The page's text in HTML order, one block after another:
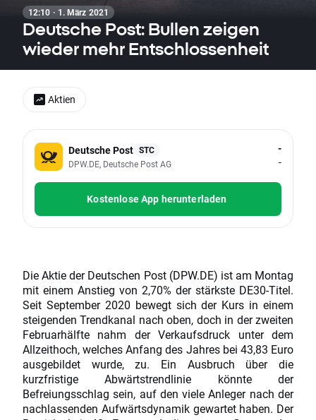
12:10 · 1. März 2021
Deutsche Post: Bullen zeigen
wieder mehr Entschlossenheit
Deutsche Post STC
DPW.DE, Deutsche Post AG
-
-
Kostenlose App herunterladen
Die Aktie der Deutschen Post (DPW.DE) ist am Montag
mit einem Anstieg von 2,70% der stärkste DE30-Titel.
Seit September 2020 bewegt sich der Kurs in einem
steigenden Trendkanal nach oben, doch in der zweiten
Februarhälfte nahm der Verkaufsdruck unter dem
Allzeithoch, welches Anfang des Jahres bei 43,83 Euro
ausgebildet wurde, zu. Ein Ausbruch über die
kurzfristige Abwärtstrendlinie könnte der
Befreiungsschlag sein, auf den viele Anleger nach der
nachlassenden Aufwärtsdynamik gewartet haben. Der
Aktien